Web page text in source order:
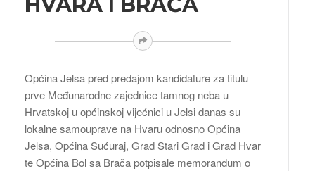
Općina Jelsa pred predajom kandidature za titulu
prve Međunarodne zajednice tamnog neba u
Hrvatskoj u općinskoj vijećnici u Jelsi danas su
lokalne samouprave na Hvaru odnosno Općina
Jelsa, Općina Sućuraj, Grad Stari Grad i Grad Hvar
te Općina Bol sa Brača potpisale memorandum o